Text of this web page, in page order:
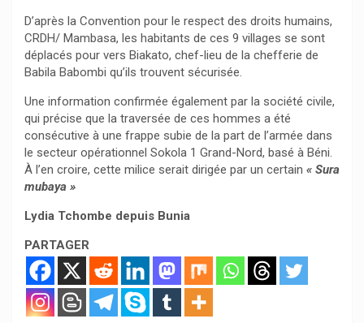
D’après la Convention pour le respect des droits humains,
CRDH/ Mambasa, les habitants de ces 9 villages se sont
déplacés pour vers Biakato, chef-lieu de la chefferie de
Babila Babombi qu’ils trouvent sécurisée.
Une information confirmée également par la société civile,
qui précise que la traversée de ces hommes a été
consécutive à une frappe subie de la part de l’armée dans
le secteur opérationnel Sokola 1 Grand-Nord, basé à Béni.
À l’en croire, cette milice serait dirigée par un certain « Sura
mubaya »
Lydia Tchombe depuis Bunia
PARTAGER